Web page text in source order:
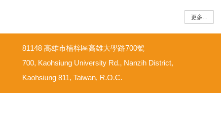
更多...
81148 高雄市楠梓區高雄大學路700號
700, Kaohsiung University Rd., Nanzih District,
Kaohsiung 811, Taiwan, R.O.C.